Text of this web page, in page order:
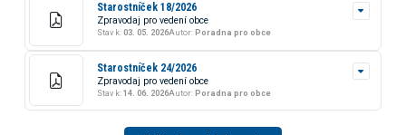
Starostníček 18/2026
Zpravodaj pro vedení obce
Stav k: 03. 05. 2026Autor: Poradna pro obce
Starostníček 24/2026
Zpravodaj pro vedení obce
Stav k: 14. 06. 2026Autor: Poradna pro obce